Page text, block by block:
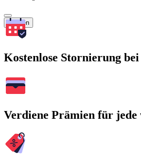
Suchen
Kostenlose Stornierung
Verdiene Prämien für jede